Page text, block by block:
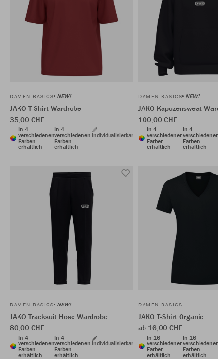
DAMEN BASICS NEW!
JAKO T-Shirt Wardrobe
35,00 CHF
In 4
verschiedenen
Farben
erhältlich
In 4
verschiedenen
Farben
erhältlich
Individualisierbar
DAMEN BASICS NEW!
JAKO Kapuzensweat
100,00 CHF
In 4
verschiedenen
Farben
erhältlich
In 4
Farben
erhältlich
DAMEN BASICS NEW!
JAKO Tracksuit Hose Wardrobe
80,00 CHF
In 4
verschiedenen
Farben
erhältlich
In 4
verschiedenen
Farben
erhältlich
Individualisierbar
DAMEN BASICS
JAKO T-Shirt Organic
ab 16,00 CHF
In 16
verschiedenen
Farben
erhältlich
In 16
Farben
erhältlich